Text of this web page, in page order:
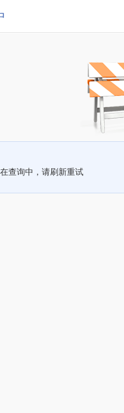
查询中，请刷新重试